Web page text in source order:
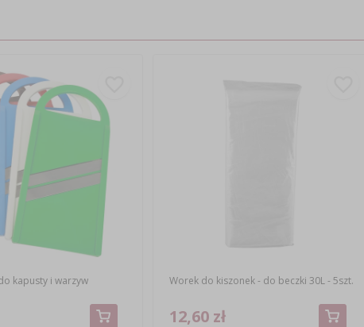
kapusty i warzyw Worek do kiszonek - do beczki 30L - 5szt.
12,60 zł